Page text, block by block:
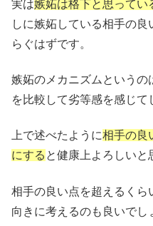
実は嫉妬は格下と思ってい
しに嫉妬している相手の
らぐはずです。
嫉妬のメカニズムというの
を比較して劣等感を感じて
上で述べたように相手の良
にする と健康上よろしいと
相手の良い点を超えるく
向きに考えるのも良いでし